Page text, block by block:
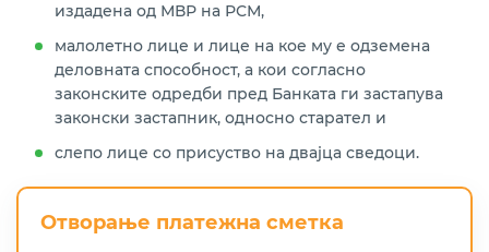
издадена од МВР на РСМ,
малолетно лице и лице на кое му е одземена
деловната способност, а кои согласно
законските одредби пред Банката ги застапува
законски застапник, односно старател и
слепо лице со присуство на двајца сведоци.
Отворање платежна сметка